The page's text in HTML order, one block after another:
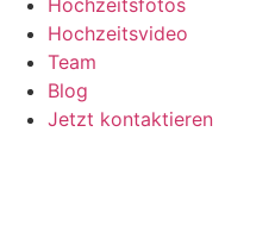
Hochzeitsfotos
Hochzeitsvideo
Team
Blog
Jetzt kontaktieren